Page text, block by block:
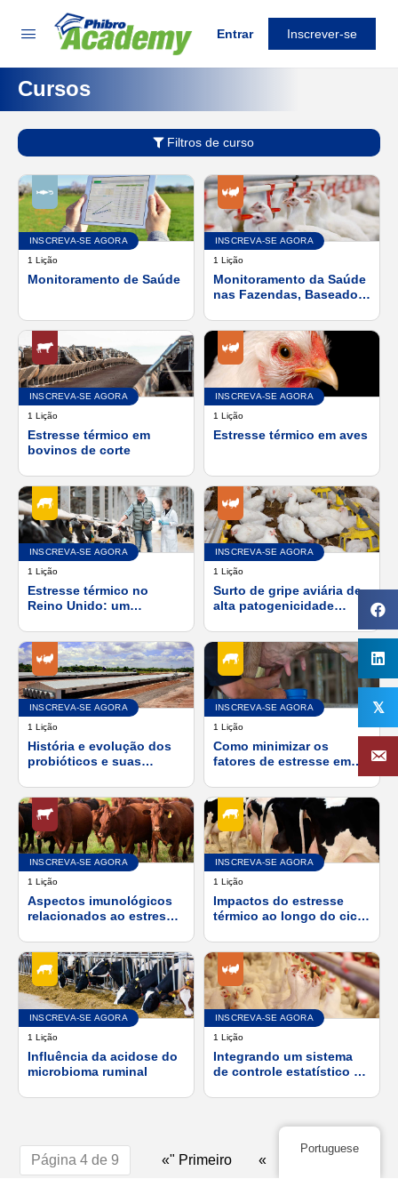
Entrar Inscrever-se
Cursos
Filtros de curso
INSCREVA-SE AGORA
1 Lição
Monitoramento de Saúde
INSCREVA-SE AGORA
1 Lição
Monitoramento da Saúde
nas Fazendas, Baseado
INSCREVA-SE AGORA
1 Lição
Estresse térmico em
bovinos de corte
INSCREVA-SE AGORA
1 Lição
Estresse térmico em aves
INSCREVA-SE AGORA
1 Lição
Estresse térmico no
Reino Unido: um
o rebanho do Reino
Unido
INSCREVA-SE AGORA
1 Lição
Surto de gripe aviária de
alta patogenicidade
INSCREVA-SE AGORA
1 Lição
História e evolução dos
probióticos e suas
alimentares
INSCREVA-SE AGORA
1 Lição
Como minimizar os
fatores de estresse em
bezerros leiteiros durante
o período pré-desmame
INSCREVA-SE AGORA
1 Lição
Aspectos imunológicos
relacionados ao estresse
INSCREVA-SE AGORA
1 Lição
Impactos do estresse
térmico ao longo do ciclo
INSCREVA-SE AGORA
1 Lição
Influência da acidose do
microbioma ruminal
INSCREVA-SE AGORA
1 Lição
Integrando um sistema
de controle estatístico de
processo de
Página 4 de 9 «" Primeiro «
𝕏
Portuguese